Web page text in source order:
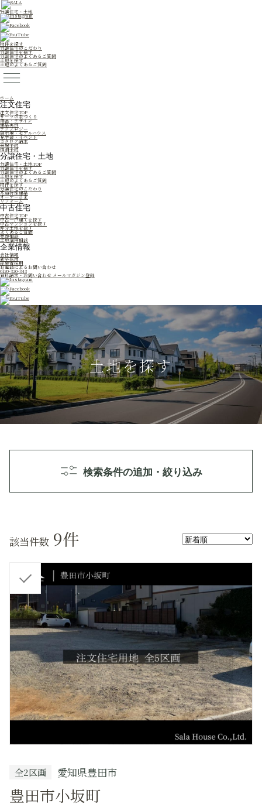
分譲住宅・土地
物件を探す
分譲住宅のこだわり
分譲住宅を探す
分譲住宅のよくあるご質問
土地を探す
土地のよくあるご質問
ホーム
注文住宅
注文住宅TOP
サーラの家づくり
商品・デザイン
建築実例
テクノロジー
展示場・モデルハウス
見学会・イベント
カタログ請求
来場予約
宿泊予約
分譲住宅・土地
分譲住宅・土地TOP
分譲住宅を探す
分譲住宅のよくあるご質問
土地を探す
土地のよくあるご質問
物件を探す
分譲住宅のこだわり
木造特殊建築
オーナーさま
リフォーム
中古住宅
中古住宅TOP
中古一戸建てを探す
中古マンションを探す
仲介土地を探す
よくあるご質問
売却相談
土地活用相談
企業情報
会社情報
新卒採用
経験者採用
お電話によるお問い合わせ
0120-320-343
資料請求・お問い合わせ メールマガジン登録
土地を探す
検索条件の追加・絞り込み
該当件数 9件
ク
全2区画 愛知県豊田市
豊田市小坂町